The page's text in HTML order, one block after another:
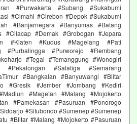
#Purwakarta #Subang #Sukabumi
#Cimahi #Cirebon #Depok #Sukabumi
#Banjarnegara #Banyumas #Batang
#Cilacap #Demak #Grobogan #Jepara
#Klaten #Kudus #Magelang #Pati
#Purbalingga #Purworejo #Rembang
#Tegal #Temanggung #Wonogiri
#Pekalongan #Salatiga #Semarang
#Bangkalan #Banyuwangi #Blitar
#Gresik #Jember #Jombang #Kediri
#Magetan #Malang #Mojokerto
#Pamekasan #Pasuruan #Ponorogo
#Situbondo #Sumenep #Sumenep
#Blitar #Malang #Mojokerto #Pasuruan